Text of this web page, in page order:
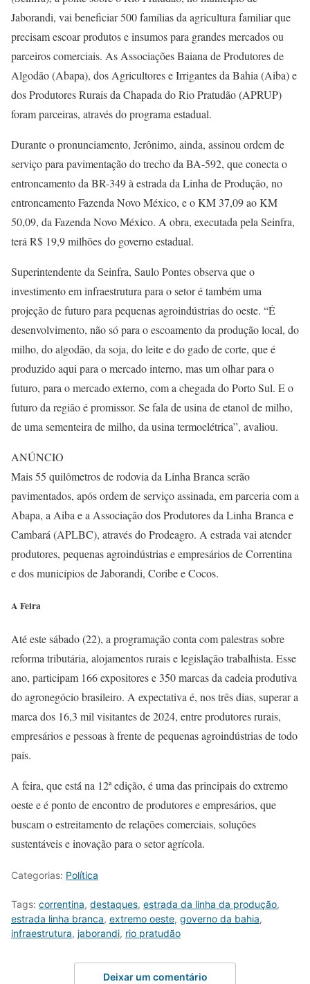
Jaborandi, vai beneficiar 500 famílias da agricultura familiar que
precisam escoar produtos e insumos para grandes mercados ou
parceiros comerciais. As Associações Baiana de Produtores de
Algodão (Abapa), dos Agricultores e Irrigantes da Bahia (Aiba) e
dos Produtores Rurais da Chapada do Rio Pratudão (APRUP)
foram parceiras, através do programa estadual.
Durante o pronunciamento, Jerônimo, ainda, assinou ordem de
serviço para pavimentação do trecho da BA-592, que conecta o
entroncamento da BR-349 à estrada da Linha de Produção, no
entroncamento Fazenda Novo México, e o KM 37,09 ao KM
50,09, da Fazenda Novo México. A obra, executada pela Seinfra,
terá R$ 19,9 milhões do governo estadual.
Superintendente da Seinfra, Saulo Pontes observa que o
investimento em infraestrutura para o setor é também uma
projeção de futuro para pequenas agroindústrias do oeste. “É
desenvolvimento, não só para o escoamento da produção local, do
milho, do algodão, da soja, do leite e do gado de corte, que é
produzido aqui para o mercado interno, mas um olhar para o
futuro, para o mercado externo, com a chegada do Porto Sul. E o
futuro da região é promissor. Se fala de usina de etanol de milho,
de uma sementeira de milho, da usina termoelétrica”, avaliou.
ANÚNCIO
Mais 55 quilômetros de rodovia da Linha Branca serão
pavimentados, após ordem de serviço assinada, em parceria com a
Abapa, a Aiba e a Associação dos Produtores da Linha Branca e
Cambará (APLBC), através do Prodeagro. A estrada vai atender
produtores, pequenas agroindústrias e empresários de Correntina
e dos municípios de Jaborandi, Coribe e Cocos.
A Feira
Até este sábado (22), a programação conta com palestras sobre
reforma tributária, alojamentos rurais e legislação trabalhista. Esse
ano, participam 166 expositores e 350 marcas da cadeia produtiva
do agronegócio brasileiro. A expectativa é, nos três dias, superar a
marca dos 16,3 mil visitantes de 2024, entre produtores rurais,
empresários e pessoas à frente de pequenas agroindústrias de todo
país.
A feira, que está́ na 12ª edição, é uma das principais do extremo
oeste e é ponto de encontro de produtores e empresários, que
buscam o estreitamento de relações comerciais, soluções
sustentáveis e inovação para o setor agrícola.
Categorias: Política
Tags: correntina, destaques, estrada da linha da produção,
estrada linha branca, extremo oeste, governo da bahia,
infraestrutura, jaborandi, rio pratudão
Deixar um comentário